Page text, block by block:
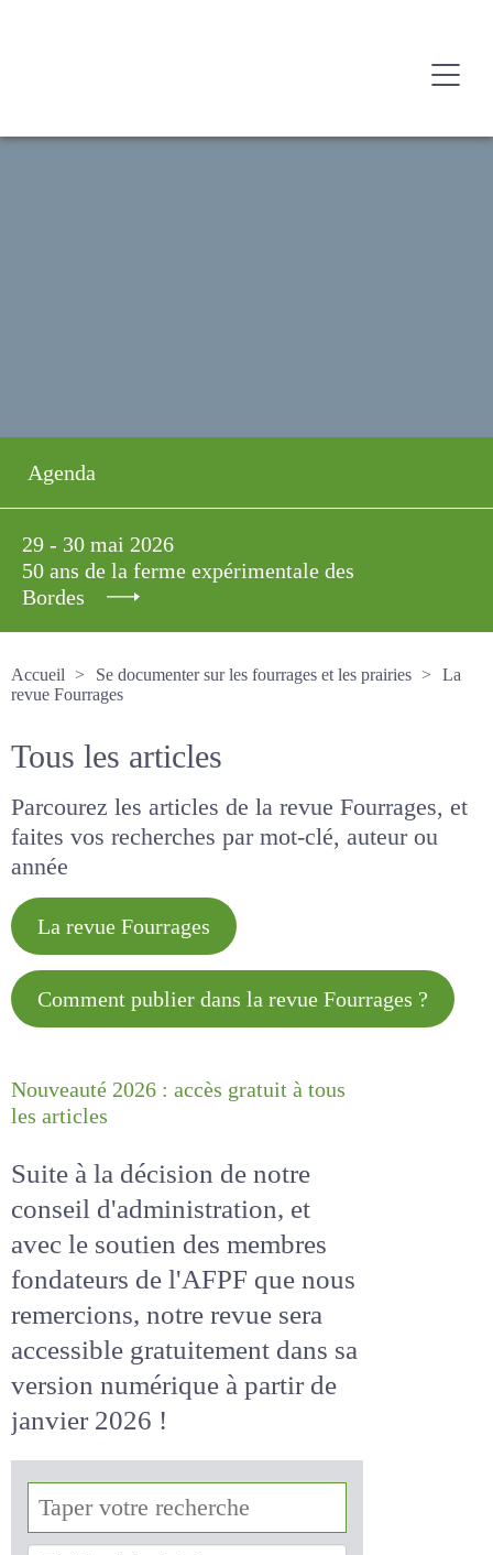
Agenda
29 - 30 mai 2026
50 ans de la ferme expérimentale des
Bordes
Accueil
Se documenter sur les fourrages et les prairies
La revue Fourrages
Tous les articles
Parcourez les articles de la revue Fourrages, et
faites vos recherches par mot-clé, auteur ou
année
La revue Fourrages
Comment publier dans la revue
Nouveauté 2026 : accès gratuit à
Suite à la décision de notre
conseil d'administration, et
avec le soutien des membres
fondateurs de l'AFPF que nous
remercions, notre revue sera
accessiblegratuitementdans
sa version numérique
de janvier 2026 !